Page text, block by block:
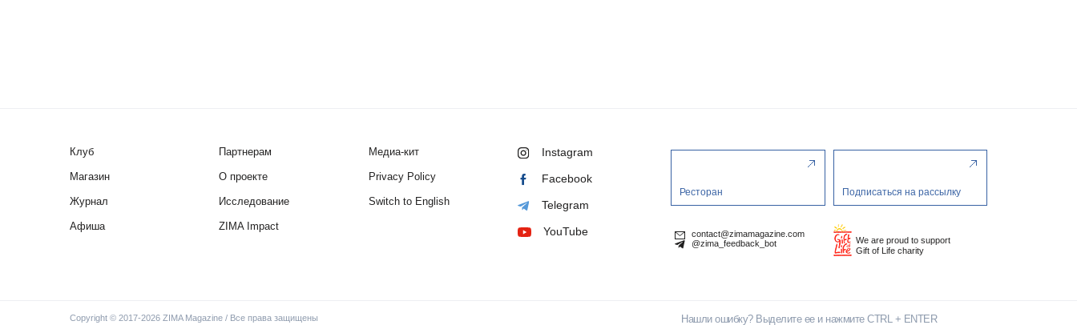
Клуб
Магазин
Журнал
Афиша
Партнерам
О проекте
Исследование
ZIMA Impact
Медиа-кит
Privacy Policy
Switch to English
Instagram
Facebook
Telegram
YouTube
Ресторан Подписаться на рассылку
contact@zimamagazine.com
@zima_feedback_bot
We are proud to support
Gift of Life charity
Copyright © 2017-2026 ZIMA Magazine / Все права защищены Нашли ошибку? Выделите ее и нажмите CTRL + ENTER